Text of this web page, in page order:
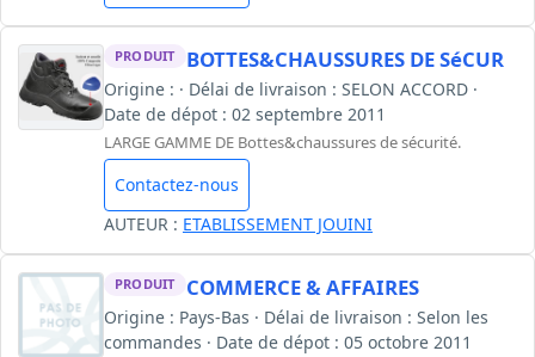
PRODUIT BOTTES&CHAUSSURES DE SéCUR
Origine : · Délai de livraison : SELON ACCORD ·
Date de dépot : 02 septembre 2011
LARGE GAMME DE Bottes&chaussures de sécurité.
Contactez-nous
AUTEUR : ETABLISSEMENT JOUINI
PRODUIT COMMERCE & AFFAIRES
Origine : Pays-Bas · Délai de livraison : Selon les
commandes · Date de dépot : 05 octobre 2011